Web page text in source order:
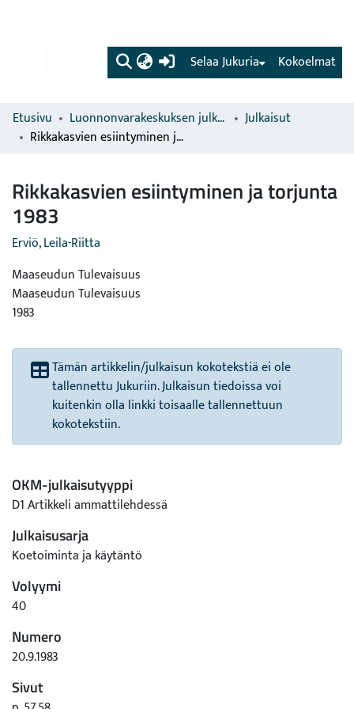
(current) Kokoelmat
Selaa Jukuria
Etusivu Luonnonvarakeskuksen julkaisut
Julkaisut
Rikkakasvien esiintyminen ja torjunta 1983
Rikkakasvien esiintyminen ja torjunta
1983
Erviö, Leila-Riitta
Maaseudun Tulevaisuus
Maaseudun Tulevaisuus
1983
Tämän artikkelin/julkaisun kokotekstiä ei ole
tallennettu Jukuriin. Julkaisun tiedoissa voi
kuitenkin olla linkki toisaalle tallennettuun
kokotekstiin.
OKM-julkaisutyyppi
D1 Artikkeli ammattilehdessä
Julkaisusarja
Koetoiminta ja käytäntö
Volyymi
40
Numero
20.9.1983
Sivut